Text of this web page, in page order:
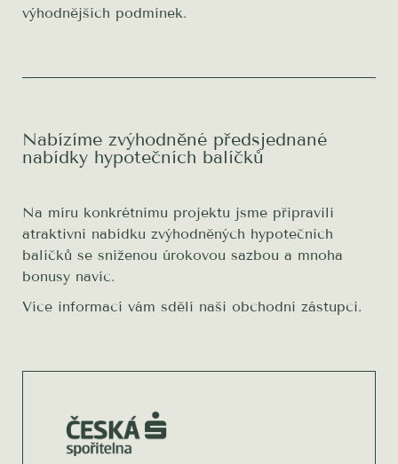
výhodnějších podmínek.
Nabízíme zvýhodněné předsjednané
nabídky hypotečních balíčků
Na míru konkrétnímu projektu jsme připravili
atraktivní nabídku zvýhodněných hypotečních
balíčků se sníženou úrokovou sazbou a mnoha
bonusy navíc.
Více informací vám sdělí naši obchodní zástupci.